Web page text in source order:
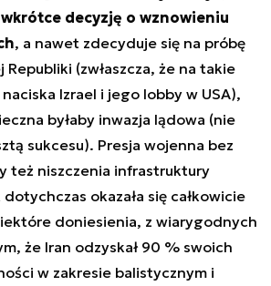
decyzję o wznowieniu
, a nawet zdecyduje się na próbę
Republiki (zwłaszcza, że na takie
Izrael i jego lobby w USA),
byłaby inwazja lądowa (nie
sukcesu). Presja wojenna bez
też niszczenia infrastruktury
okazała się całkowicie
doniesienia, z wiarygodnych
że Iran odzyskał 90 % swoich
w zakresie balistycznym i